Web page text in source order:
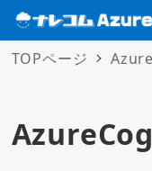
TOPページ